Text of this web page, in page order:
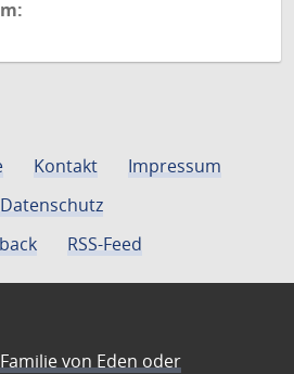
Kontakt
Impressum
Datenschutz
RSS-Feed
von Eden oder